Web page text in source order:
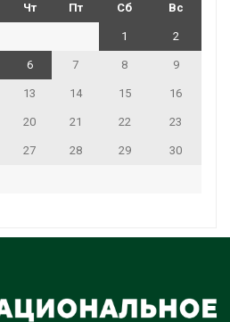
Чт Пт Сб Вс
1 2
6 7 8 9
13 14 15 16
20 21 22 23
27 28 29 30